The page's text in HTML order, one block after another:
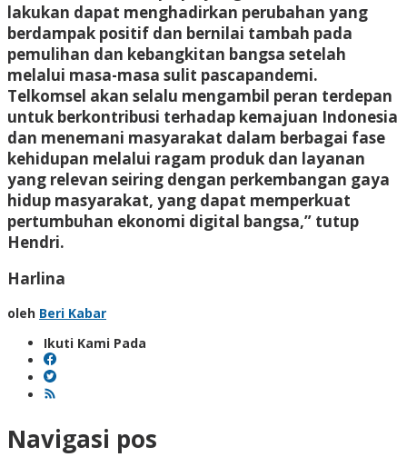
lakukan dapat menghadirkan perubahan yang
berdampak positif dan bernilai tambah pada
pemulihan dan kebangkitan bangsa setelah
melalui masa-masa sulit pascapandemi.
Telkomsel akan selalu mengambil peran terdepan
untuk berkontribusi terhadap kemajuan Indonesia
dan menemani masyarakat dalam berbagai fase
kehidupan melalui ragam produk dan layanan
yang relevan seiring dengan perkembangan gaya
hidup masyarakat, yang dapat memperkuat
pertumbuhan ekonomi digital bangsa,” tutup
Hendri.
Harlina
oleh Beri Kabar
Ikuti Kami Pada
Navigasi pos